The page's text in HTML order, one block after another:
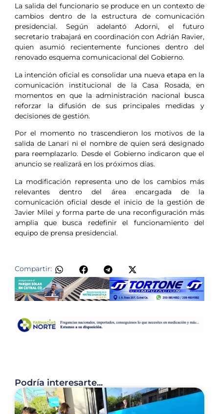
La salida del funcionario se produce en un contexto de
cambios dentro de la estructura de comunicación
presidencial. Según adelantó Adorni, el futuro
secretario trabajará en coordinación con Adrián Ravier,
quien asumió recientemente funciones dentro del
renovado esquema comunicacional del Gobierno.
La intención oficial es consolidar una nueva etapa en la
comunicación institucional de la Casa Rosada, en
momentos en que la administración nacional busca
reforzar la difusión de sus principales medidas y
decisiones de gestión.
Por el momento no trascendieron los motivos de la
salida de Lanari ni el nombre de quien será designado
para reemplazarlo. Desde el Gobierno indicaron que el
anuncio se realizará en los próximos días.
La modificación representa uno de los cambios más
relevantes dentro del área encargada de la
comunicación oficial desde el inicio de la gestión de
Javier Milei y forma parte de una reconfiguración más
amplia que busca redefinir el funcionamiento del
equipo de prensa presidencial.
Compartir:
Podría interesarte...